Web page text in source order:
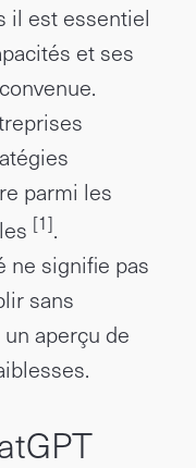
il est essentiel
et ses
parmi les
[1].
ne signifie pas
sans
aperçu de